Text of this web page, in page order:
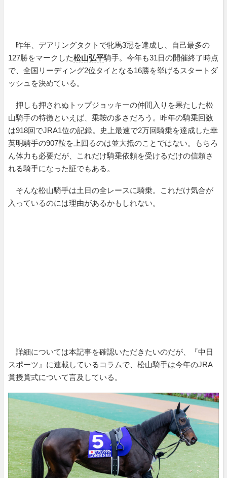
昨年、デアリングタクトで牝馬3冠を達成し、自己最多の
127勝をマークした松山弘平騎手。今年も31日の開催終了時点
で、全国リーディング2位タイとなる16勝を挙げるスタートダ
ッシュを決めている。
押しも押されぬトップジョッキーの仲間入りを果たした松
山騎手の特徴といえば、乗鞍の多さだろう。昨年の騎乗回数
は918回でJRA1位の記録。史上最速で2万回騎乗を達成した幸
英明騎手の907鞍を上回るのは並大抵のことではない。もちろ
ん体力も必要だが、これだけ騎乗依頼を受けるだけの信頼さ
れる騎手になった証でもある。
そんな松山騎手は土日の全レースに騎乗。これだけ気合が
入っているのには理由があるかもしれない。
詳細については本記事を確認いただきたいのだが、『中日
スポーツ』に連載しているコラムで、松山騎手は今年のJRA
賞授賞式について言及している。